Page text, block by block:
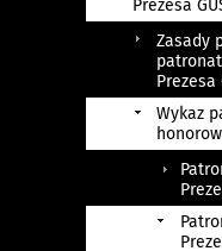
Prezesa
Zasady
Prezesa
Wykaz